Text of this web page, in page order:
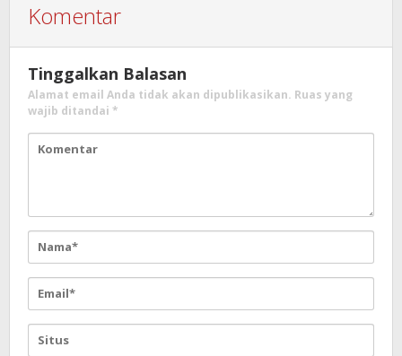
Komentar
Tinggalkan Balasan
Alamat email Anda tidak akan dipublikasikan. Ruas yang
wajib ditandai *